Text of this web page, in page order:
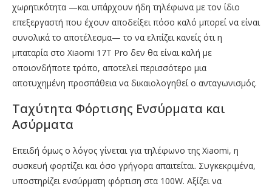
χωρητικότητα —και υπάρχουν ήδη τηλέφωνα με τον ίδιο
επεξεργαστή που έχουν αποδείξει πόσο καλό μπορεί να είναι
συνολικά το αποτέλεσμα— το να ελπίζει κανείς ότι η
μπαταρία στο Xiaomi 17T Pro δεν θα είναι καλή με
οποιονδήποτε τρόπο, αποτελεί περισσότερο μια
αποτυχημένη προσπάθεια να δικαιολογηθεί ο ανταγωνισμός.
Ταχύτητα Φόρτισης Ενσύρματα και
Ασύρματα
Επειδή όμως ο λόγος γίνεται για τηλέφωνο της Xiaomi, η
συσκευή φορτίζει και όσο γρήγορα απαιτείται. Συγκεκριμένα,
υποστηρίζει ενσύρματη φόρτιση στα 100W. Αξίζει να